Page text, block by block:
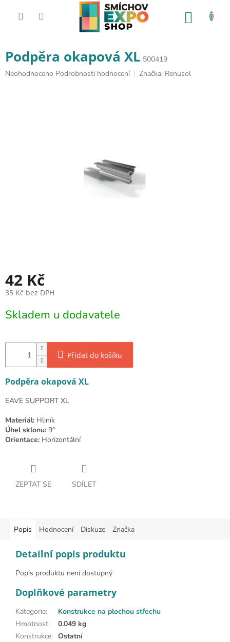
Podpěra okapová XL 500419
Průměrné hodnocení produktu je 0,0 z 5 hvězdiček.
Neohodnoceno Podrobnosti hodnocení Značka: Renusol
42 Kč
35 Kč bez DPH
Skladem u dodavatele
Přidat do košíku
Podpěra okapová XL
EAVE SUPPORT XL
Materiál: Hliník
Úhel sklonu: 9°
Orientace: Horizontální
ZEPTAT SE SDÍLET
Popis Hodnocení Diskuze Značka
Detailní popis produktu
Popis produktu není dostupný
Doplňkové parametry
Kategorie:
Konstrukce na plochou střechu
Hmotnost:
0.049 kg
Konstrukce: Ostatní